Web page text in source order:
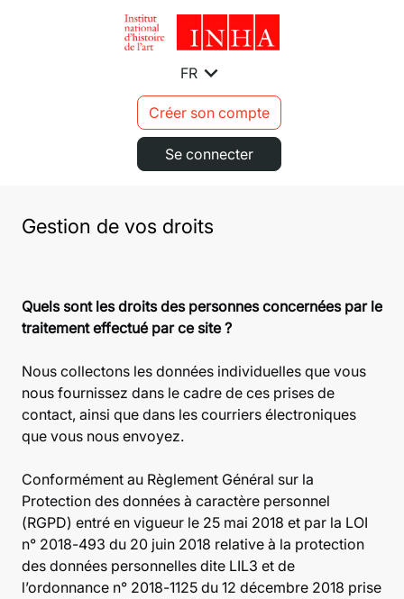
FRexpand_more
Créer son compte
Se connecter
Gestion de vos droits
Quels sont les droits des personnes concernées par le
traitement effectué par ce site ?
Nous collectons les données individuelles que vous
nous fournissez dans le cadre de ces prises de
contact, ainsi que dans les courriers électroniques
que vous nous envoyez.
Conformément au Règlement Général sur la
Protection des données à caractère personnel
(RGPD) entré en vigueur le 25 mai 2018 et par la LOI
n° 2018-493 du 20 juin 2018 relative à la protection
des données personnelles dite LIL3 et de
l’ordonnance n° 2018-1125 du 12 décembre 2018 prise